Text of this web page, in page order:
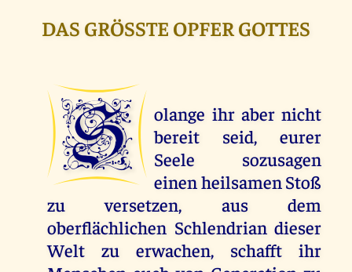
DAS GRÖSSTE OPFER GOTTES
S
olange ihr aber nicht
bereit seid, eurer
Seele sozusagen
einen heilsamen Stoß
zu versetzen, aus dem
oberflächlichen Schlendrian dieser
Welt zu erwachen, schafft ihr